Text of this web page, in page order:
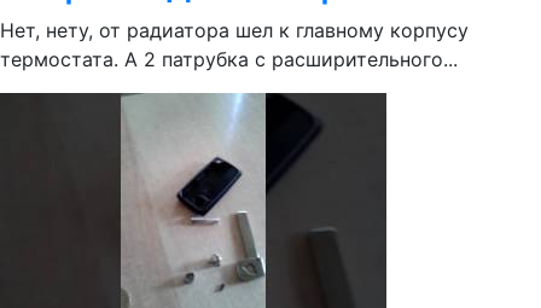
Нет, нету, от радиатора шел к главному корпусу
термостата. А 2 патрубка с расширительного...